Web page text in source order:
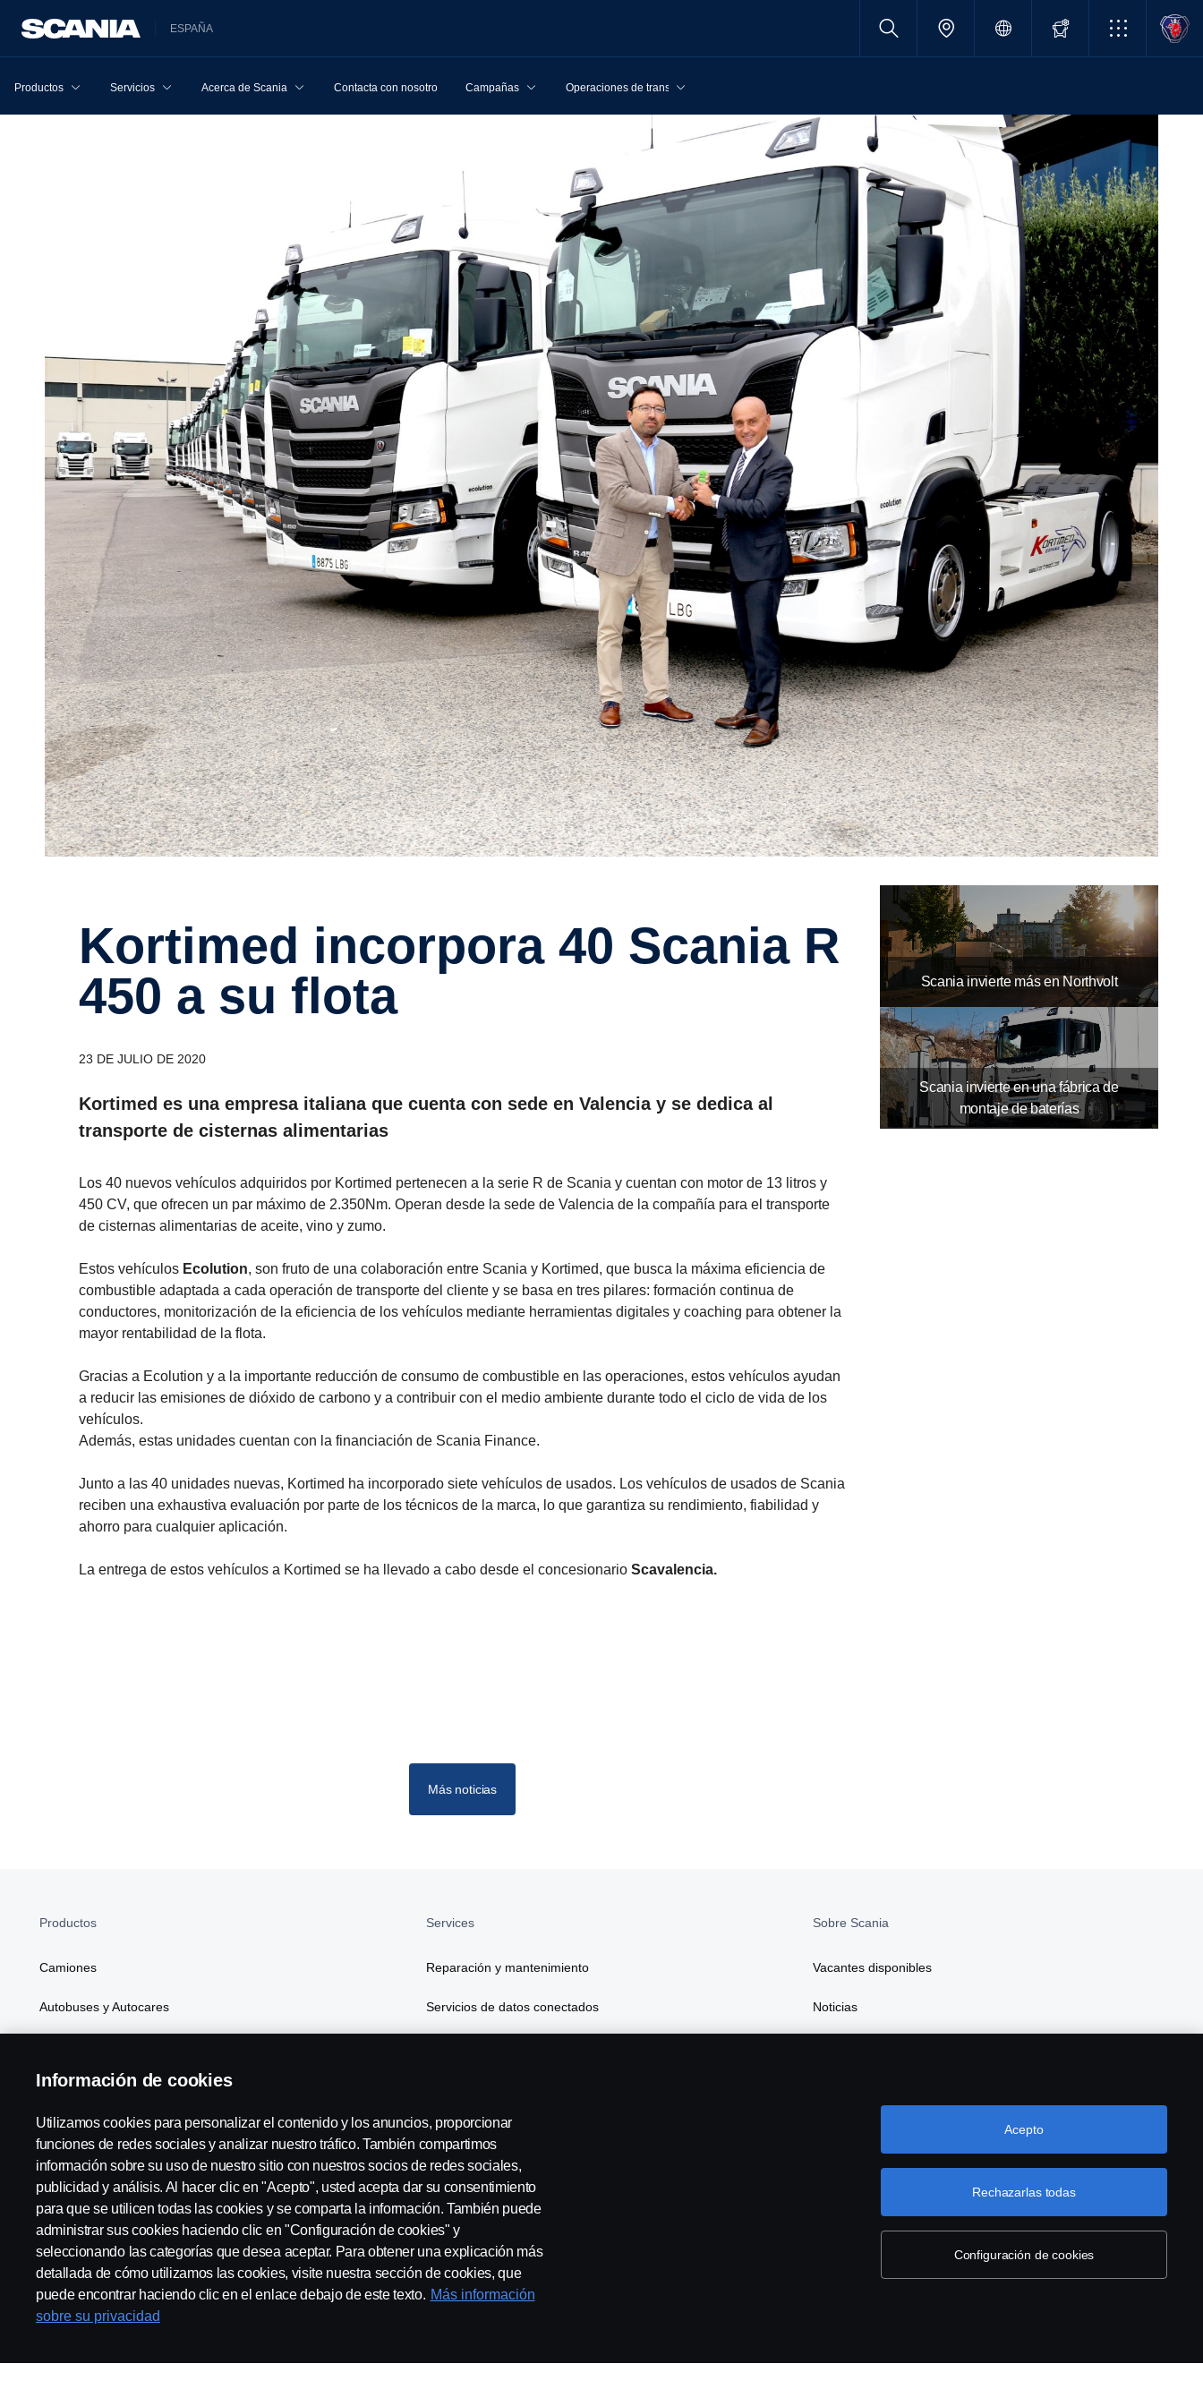
ESPAÑA
Productos Servicios Acerca de Scania Contacta con nosotros Campañas Operaciones de transporte
Kortimed incor­pora 40 Scania R
450 a su flota
23 DE JULIO DE 2020
Kortimed es una empresa italiana que cuenta con sede en Valencia y se dedica al
transporte de cisternas alimentarias
Los 40 nuevos vehículos adquiridos por Kortimed pertenecen a la serie R de Scania y cuentan con motor de 13 litros y
450 CV, que ofrecen un par máximo de 2.350Nm. Operan desde la sede de Valencia de la compañía para el transporte
de cisternas alimentarias de aceite, vino y zumo.
Estos vehículos Ecolution, son fruto de una colaboración entre Scania y Kortimed, que busca la máxima eficiencia de
combustible adaptada a cada operación de transporte del cliente y se basa en tres pilares: formación continua de
conductores, monitorización de la eficiencia de los vehículos mediante herramientas digitales y coaching para obtener la
mayor rentabilidad de la flota.
Gracias a Ecolution y a la importante reducción de consumo de combustible en las operaciones, estos vehículos ayudan
a reducir las emisiones de dióxido de carbono y a contribuir con el medio ambiente durante todo el ciclo de vida de los
vehículos.
Además, estas unidades cuentan con la financiación de Scania Finance.
Junto a las 40 unidades nuevas, Kortimed ha incorporado siete vehículos de usados. Los vehículos de usados de Scania
reciben una exhaustiva evaluación por parte de los técnicos de la marca, lo que garantiza su rendimiento, fiabilidad y
ahorro para cualquier aplicación.
La entrega de estos vehículos a Kortimed se ha llevado a cabo desde el concesionario Scavalencia.
Más noticias
Scania invierte más en Northvolt
Scania invierte en una fábrica de
montaje de baterías
Productos
Camiones
Autobuses y Autocares
Atributos
Services
Reparación y mantenimiento
Servicios de datos conectados
Sobre Scania
Vacantes disponibles
Noticias
Scania in Your Region: España
Aviso Legal Declaración de Privacidad Cookies Contacta con nosotros Whistleblowing Configuración de cookies
Información de cookies
Utilizamos cookies para personalizar el contenido y los anuncios, proporcionar
funciones de redes sociales y analizar nuestro tráfico. También compartimos
información sobre su uso de nuestro sitio con nuestros socios de redes sociales,
publicidad y análisis. Al hacer clic en "Acepto", usted acepta dar su consentimiento
para que se utilicen todas las cookies y se comparta la información. También puede
administrar sus cookies haciendo clic en "Configuración de cookies" y
seleccionando las categorías que desea aceptar. Para obtener una explicación más
detallada de cómo utilizamos las cookies, visite nuestra sección de cookies, que
puede encontrar haciendo clic en el enlace debajo de este texto. Más información
sobre su privacidad
Configuración de cookies
Rechazarlas todas
Acepto